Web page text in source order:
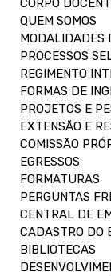
QUEM SOMOS
MODALIDADES
PROCESSOS
REGIMENTO
FORMAS DE
PROJETOS E
EXTENSÃO E
COMISSÃO
EGRESSOS
FORMATURAS
PERGUNTAS
CENTRAL DE
CADASTRO DO
BIBLIOTECAS